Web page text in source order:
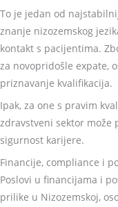
To je jedan od
znanje nizozemskog
kontakt s pacijentima.
za novopridošle expate,
priznavanje kvalifikacija.
Ipak, za one s pravim
zdravstveni sektor može
sigurnost karijere.
Financije, compliance i
Poslovi u financijama i
prilike u Nizozemskoj,